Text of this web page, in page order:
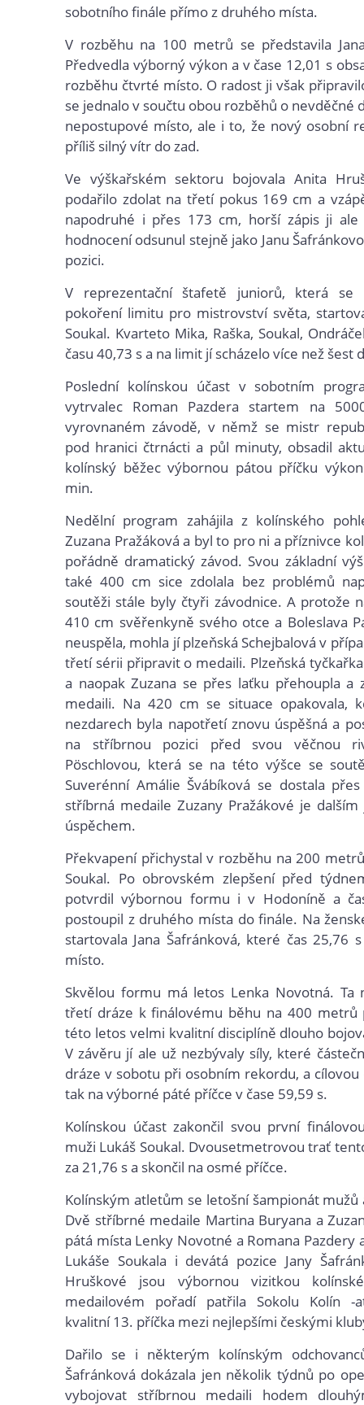
sobotního finále přímo z druhého místa.
V rozběhu na 100 metrů se představila
Předvedla výborný výkon a v čase 12,01 s
rozběhu čtvrté místo. O radost ji však
se jednalo v součtu obou rozběhů o nevděčné
nepostupové místo, ale i to, že nový osobní
příliš silný vítr do zad.
Ve výškařském sektoru bojovala Anita
podařilo zdolat na třetí pokus 169 cm a
napodruhé i přes 173 cm, horší zápis ji ale
hodnocení odsunul stejně jako Janu
pozici.
V reprezentační štafetě juniorů, která se
pokoření limitu pro mistrovství světa,
Soukal. Kvarteto Mika, Raška, Soukal,
času 40,73 s a na limit jí scházelo více než šest
Poslední kolínskou účast v sobotním
vytrvalec Roman Pazdera startem na
vyrovnaném závodě, v němž se mistr
pod hranici čtrnácti a půl minuty, obsadil
kolínský běžec výbornou pátou příčku
min.
Nedělní program zahájila z kolínského
Zuzana Pražáková a byl to pro ni a příznivce
pořádně dramatický závod. Svou základní
také 400 cm sice zdolala bez problémů
soutěži stále byly čtyři závodnice. A protože
410 cm svěřenkyně svého otce a Boleslava
neuspěla, mohla jí plzeňská Schejbalová v
třetí sérii připravit o medaili. Plzeňská
a naopak Zuzana se přes laťku přehoupla a
medaili. Na 420 cm se situace opakovala,
nezdarech byla napotřetí znovu úspěšná a
na stříbrnou pozici před svou věčnou
Pöschlovou, která se na této výšce se
Suverénní Amálie Švábíková se dostala
stříbrná medaile Zuzany Pražákové je
úspěchem.
Překvapení přichystal v rozběhu na 200
Soukal. Po obrovském zlepšení před
potvrdil výbornou formu i v Hodoníně a
postoupil z druhého místa do finále. Na
startovala Jana Šafránková, které čas 25,76
místo.
Skvělou formu má letos Lenka Novotná. Ta
třetí dráze k finálovému běhu na 400 metrů
této letos velmi kvalitní disciplíně dlouho
V závěru jí ale už nezbývaly síly, které
dráze v sobotu při osobním rekordu, a
tak na výborné páté příčce v čase 59,59 s.
Kolínskou účast zakončil svou první
muži Lukáš Soukal. Dvousetmetrovou trať
za 21,76 s a skončil na osmé příčce.
Kolínským atletům se letošní šampionát mužů
Dvě stříbrné medaile Martina Buryana a
pátá místa Lenky Novotné a Romana Pazdery
Lukáše Soukala i devátá pozice Jany
Hruškové jsou výbornou vizitkou
medailovém pořadí patřila Sokolu Kolín -
kvalitní 13. příčka mezi nejlepšími českými
Dařilo se i některým kolínským
Šafránková dokázala jen několik týdnů po
vybojovat stříbrnou medaili hodem